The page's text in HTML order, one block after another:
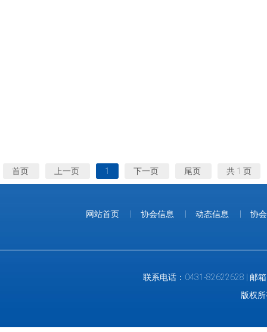
首页 上一页 1 下一页 尾页 共 1 页
网站首页 协会信息 动态信息 协
联系电话：0431-82622628 | 邮
版权